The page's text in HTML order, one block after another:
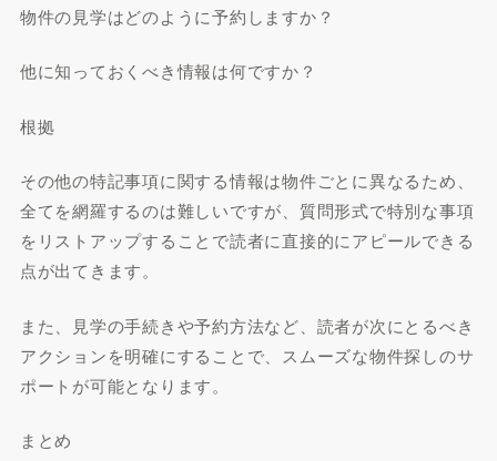
物件の見学はどのように予約しますか？
他に知っておくべき情報は何ですか？
根拠
その他の特記事項に関する情報は物件ごとに異なるため、
全てを網羅するのは難しいですが、質問形式で特別な事項
をリストアップすることで読者に直接的にアピールできる
点が出てきます。
また、見学の手続きや予約方法など、読者が次にとるべき
アクションを明確にすることで、スムーズな物件探しのサ
ポートが可能となります。
まとめ